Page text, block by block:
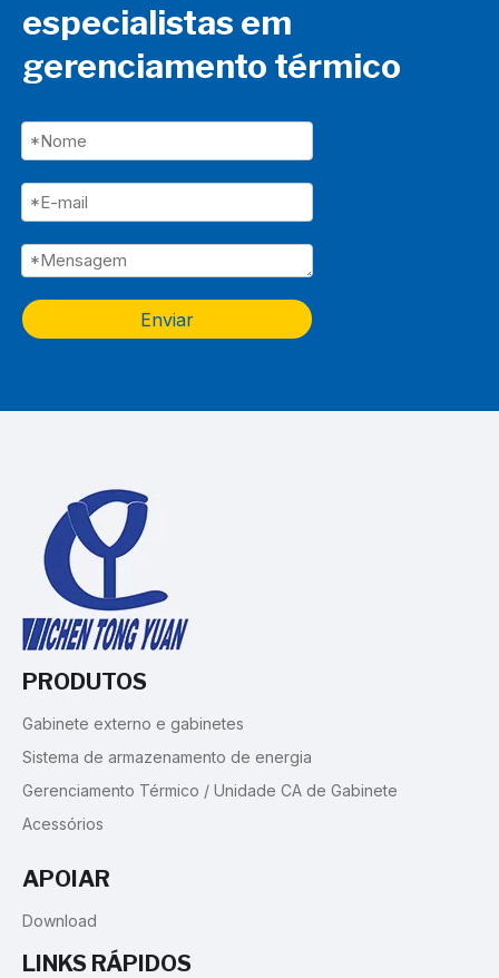
especialistas em
gerenciamento térmico
Enviar
PRODUTOS
Gabinete externo e gabinetes
Sistema de armazenamento de energia
Gerenciamento Térmico / Unidade CA de Gabinete
Acessórios
APOIAR
Download
LINKS RÁPIDOS